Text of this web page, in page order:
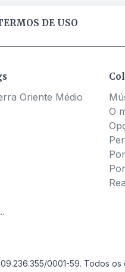
DE USO
Oriente Médio
O
0001-59. Todos